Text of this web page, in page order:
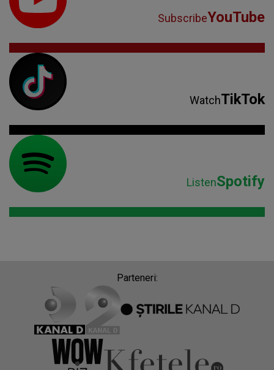
SubscribeYouTube
WatchTikTok
ListenSpotify
Parteneri: